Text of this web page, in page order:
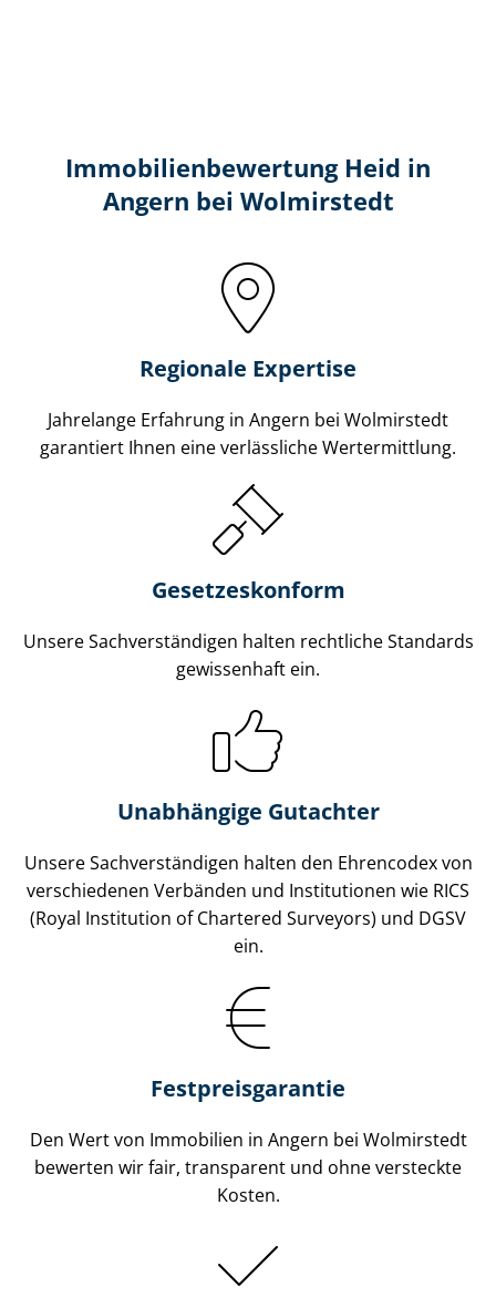
Immobilien­bewertung Heid in
Angern bei Wolmirstedt
Regionale Expertise
Jahrelange Erfahrung in Angern bei Wolmirstedt
garantiert Ihnen eine verlässliche Wertermittlung.
Gesetzes­konform
Unsere Sach­ver­stän­di­gen halten rechtliche Standards
gewissenhaft ein.
Unabhängige Gutachter
Unsere Sach­ver­stän­di­gen halten den Ehrencodex von
verschiedenen Verbänden und Institutionen wie RICS
(Royal Institution of Chartered Surveyors) und DGSV
ein.
Festpreis​garantie
Den Wert von Immobilien in Angern bei Wolmirstedt
bewerten wir fair, transparent und ohne versteckte
Kosten.